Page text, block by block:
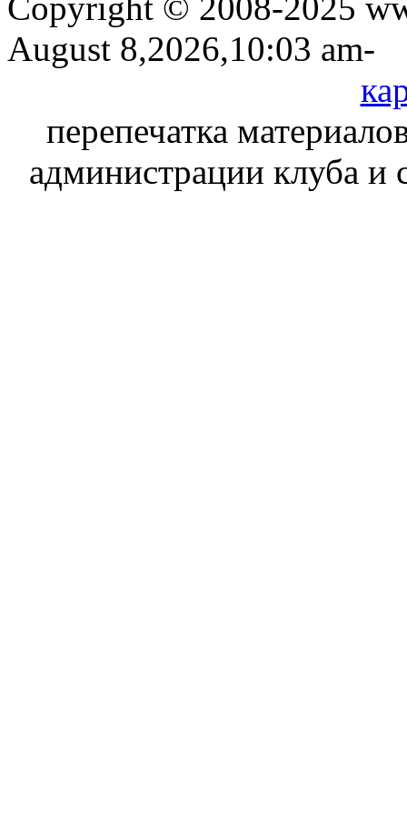
August 8,2026,10:03 am-
перепечатка
администрации клуба и